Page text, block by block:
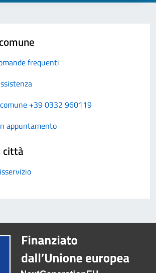
frequenti
+39 0332 960119
appuntamento
città